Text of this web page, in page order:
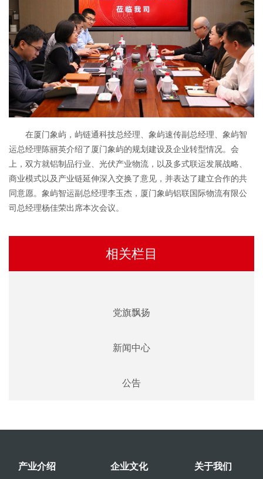
在厦门象屿，屿链通科技总经理、象屿速传副总经理、象屿智
运总经理陈丽英介绍了厦门象屿的规划建设及企业转型情况。会
上，双方就铝制品行业、光伏产业物流，以及多式联运发展战略、
商业模式以及产业链延伸深入交换了意见，并表达了建立合作的共
同意愿。象屿智运副总经理李玉杰，厦门象屿铝联国际物流有限公
司总经理杨佳荣出席本次会议。
相关栏目
党旗飘扬
新闻中心
公告
产业介绍 企业文化 关于我们